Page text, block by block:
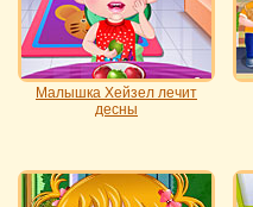
Малышка Хейзел лечит
десны